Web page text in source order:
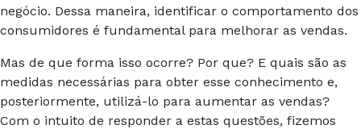
negócio. Dessa maneira, identificar o comportamento dos
consumidores é fundamental para melhorar as vendas.
Mas de que forma isso ocorre? Por que? E quais são as
medidas necessárias para obter esse conhecimento e,
posteriormente, utilizá-lo para aumentar as vendas?
Com o intuito de responder a estas questões, fizemos